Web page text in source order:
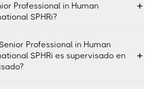
Professional in Human
SPHRi?
Professional in Human
SPHRi es supervisado en